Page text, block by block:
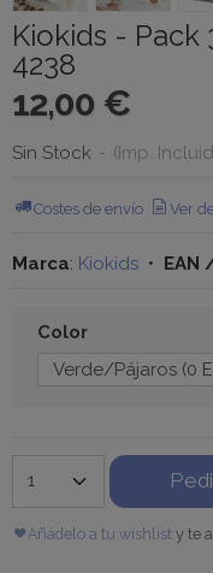
Kiokids - Pack
4238
12,00 €
Sin Stock - (Imp.
Costes de envío Ver
Marca: Kiokids • EAN
Color
Añádelo a tu wishlist y te